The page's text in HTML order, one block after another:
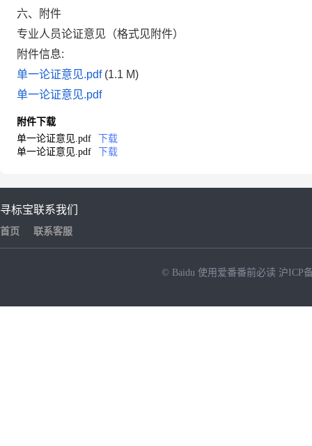
六、附件
专业人员论证意见（格式见附件）
附件信息:
单一论证意见.pdf (1.1 M)
单一论证意见.pdf
附件下载
单一论证意见.pdf
下载
单一论证意见.pdf
下载
寻标宝
首页
联系我们
联系客服
© Baidu 使用爱番番前必读 沪ICP